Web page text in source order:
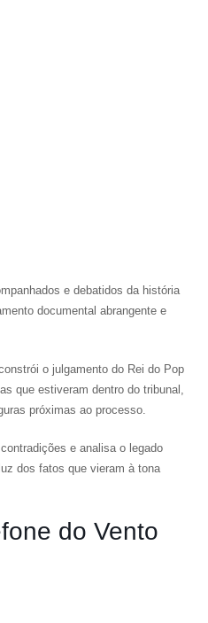
e debatidos da história
documental abrangente e
o julgamento do Rei do Pop
que estiveram dentro do tribunal,
próximas ao processo.
e analisa o legado
dos fatos que vieram à tona
do Vento